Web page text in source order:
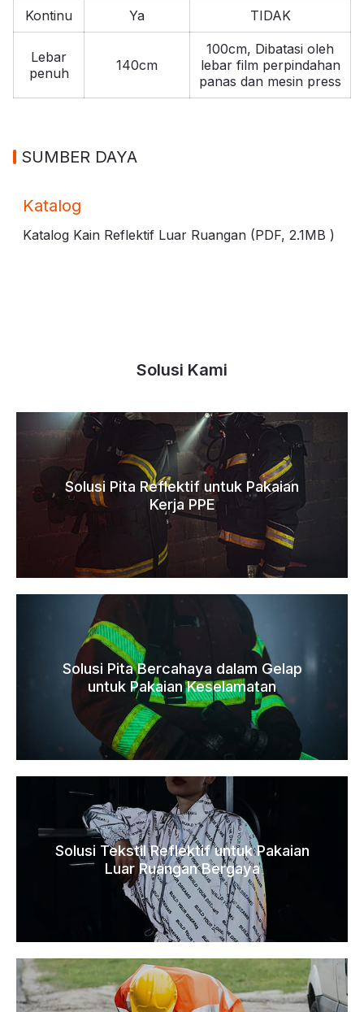
Kontinu Ya TIDAK
Lebar
penuh
140cm
100cm, Dibatasi oleh
lebar film perpindahan
panas dan mesin press
SUMBER DAYA
Katalog
Katalog Kain Reflektif Luar Ruangan (PDF, 2.1MB )
Solusi Kami
Solusi Pita Reflektif untuk Pakaian
Kerja PPE
Solusi Pita Bercahaya dalam Gelap
untuk Pakaian Keselamatan
Solusi Tekstil Reflektif untuk Pakaian
Luar Ruangan Bergaya